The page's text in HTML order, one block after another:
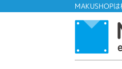
MAKUSHOP